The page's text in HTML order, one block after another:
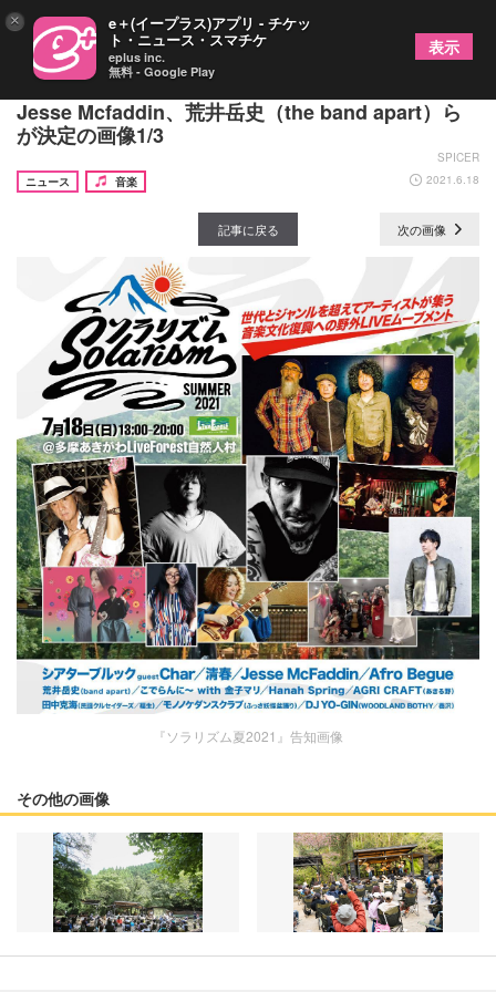
『ソラリズム夏2021』第2弾追加アーティストに
Jesse Mcfaddin、荒井岳史（the band apart）ら
が決定の画像1/3
SPICER
ニュース
音楽 2021.6.18
記事に戻る 次の画像
『ソラリズム夏2021』告知画像
その他の画像
× e＋(イープラス)アプリ - チケッ
ト・ニュース・スマチケ
eplus inc.
無料 - Google Play
表示